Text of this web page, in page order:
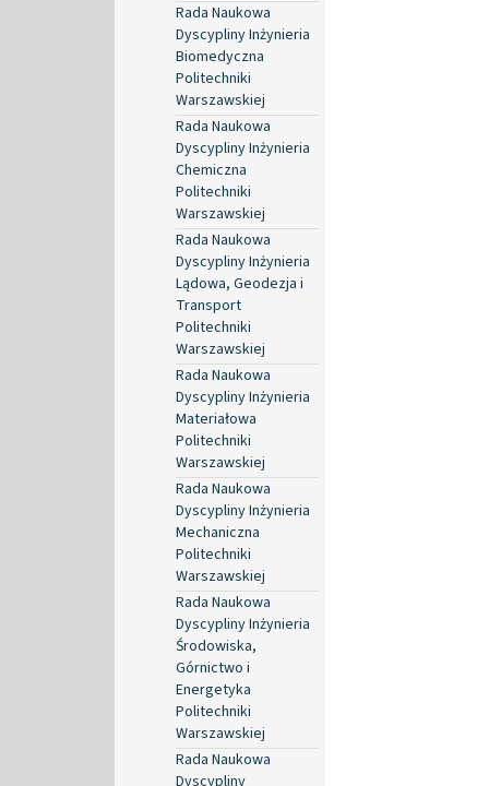
Rada Naukowa
Dyscypliny Inżynieria
Biomedyczna
Politechniki
Warszawskiej
Rada Naukowa
Dyscypliny Inżynieria
Chemiczna
Politechniki
Warszawskiej
Rada Naukowa
Dyscypliny Inżynieria
Lądowa, Geodezja i
Transport
Politechniki
Warszawskiej
Rada Naukowa
Dyscypliny Inżynieria
Materiałowa
Politechniki
Warszawskiej
Rada Naukowa
Dyscypliny Inżynieria
Mechaniczna
Politechniki
Warszawskiej
Rada Naukowa
Dyscypliny Inżynieria
Środowiska,
Górnictwo i
Energetyka
Politechniki
Warszawskiej
Rada Naukowa
Dyscypliny